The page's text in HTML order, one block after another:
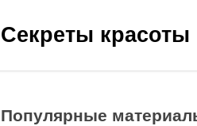
Секреты
Популярные